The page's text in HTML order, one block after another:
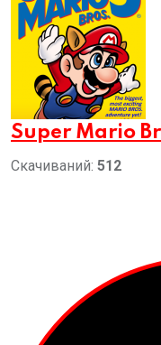
Super Mario
Скачиваний: 512